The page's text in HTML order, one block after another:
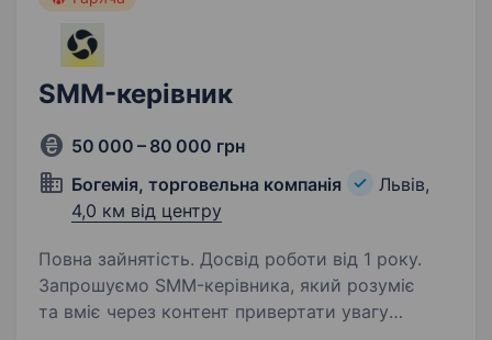
SMM-керівник
50 000 – 80 000 грн
Богемія, торговельна компанія
Львів,
4,0 км від центру
Повна зайнятість. Досвід роботи від 1 року.
Запрошуємо SMM-керівника, який розуміє
та вміє через контент привертати увагу